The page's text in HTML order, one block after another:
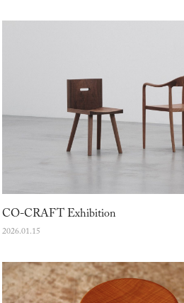
CO-CRAFT Exhibition
2026.01.15